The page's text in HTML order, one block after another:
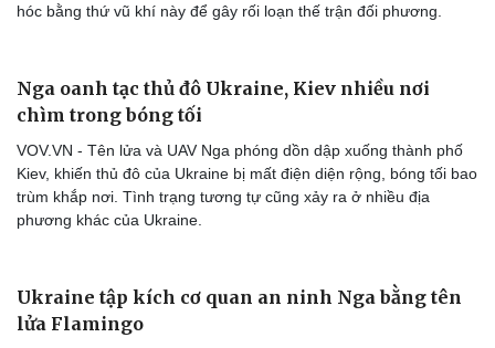
hóc bằng thứ vũ khí này để gây rối loạn thế trận đối phương.
Nga oanh tạc thủ đô Ukraine, Kiev nhiều nơi
chìm trong bóng tối
VOV.VN - Tên lửa và UAV Nga phóng dồn dập xuống thành phố
Kiev, khiến thủ đô của Ukraine bị mất điện diện rộng, bóng tối bao
trùm khắp nơi. Tình trạng tương tự cũng xảy ra ở nhiều địa
phương khác của Ukraine.
Ukraine tập kích cơ quan an ninh Nga bằng tên
lửa Flamingo